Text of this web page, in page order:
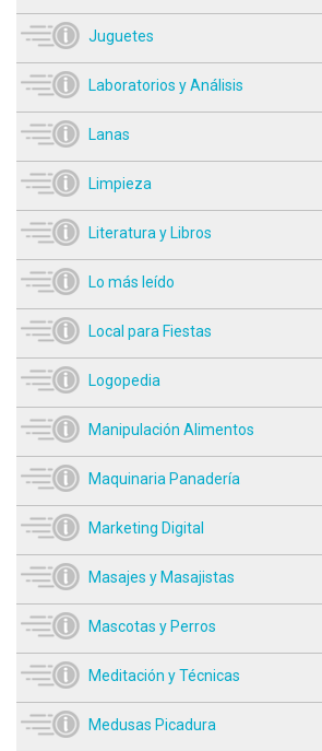
Juguetes
Laboratorios y Análisis
Lanas
Limpieza
Literatura y Libros
Lo más leído
Local para Fiestas
Logopedia
Manipulación Alimentos
Maquinaria Panadería
Marketing Digital
Masajes y Masajistas
Mascotas y Perros
Meditación y Técnicas
Medusas Picadura